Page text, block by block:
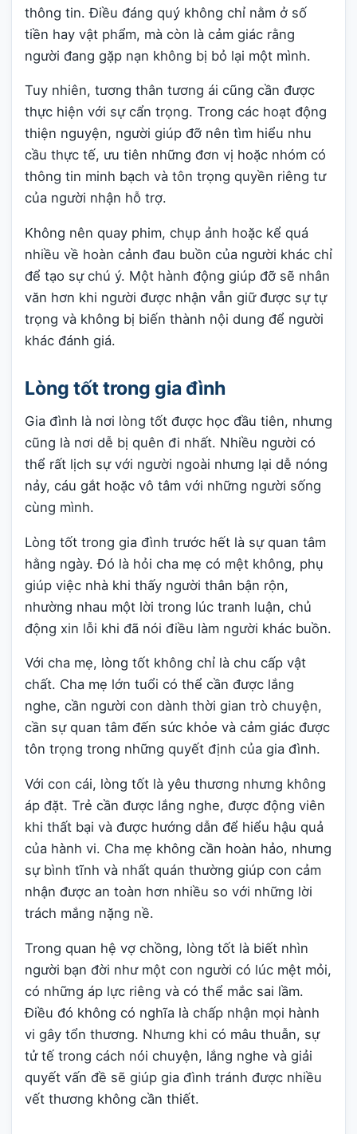
thông tin. Điều đáng quý không chỉ nằm ở số
tiền hay vật phẩm, mà còn là cảm giác rằng
người đang gặp nạn không bị bỏ lại một mình.
Tuy nhiên, tương thân tương ái cũng cần được
thực hiện với sự cẩn trọng. Trong các hoạt động
thiện nguyện, người giúp đỡ nên tìm hiểu nhu
cầu thực tế, ưu tiên những đơn vị hoặc nhóm có
thông tin minh bạch và tôn trọng quyền riêng tư
của người nhận hỗ trợ.
Không nên quay phim, chụp ảnh hoặc kể quá
nhiều về hoàn cảnh đau buồn của người khác chỉ
để tạo sự chú ý. Một hành động giúp đỡ sẽ nhân
văn hơn khi người được nhận vẫn giữ được sự tự
trọng và không bị biến thành nội dung để người
khác đánh giá.
Lòng tốt trong gia đình
Gia đình là nơi lòng tốt được học đầu tiên, nhưng
cũng là nơi dễ bị quên đi nhất. Nhiều người có
thể rất lịch sự với người ngoài nhưng lại dễ nóng
nảy, cáu gắt hoặc vô tâm với những người sống
cùng mình.
Lòng tốt trong gia đình trước hết là sự quan tâm
hằng ngày. Đó là hỏi cha mẹ có mệt không, phụ
giúp việc nhà khi thấy người thân bận rộn,
nhường nhau một lời trong lúc tranh luận, chủ
động xin lỗi khi đã nói điều làm người khác buồn.
Với cha mẹ, lòng tốt không chỉ là chu cấp vật
chất. Cha mẹ lớn tuổi có thể cần được lắng
nghe, cần người con dành thời gian trò chuyện,
cần sự quan tâm đến sức khỏe và cảm giác được
tôn trọng trong những quyết định của gia đình.
Với con cái, lòng tốt là yêu thương nhưng không
áp đặt. Trẻ cần được lắng nghe, được động viên
khi thất bại và được hướng dẫn để hiểu hậu quả
của hành vi. Cha mẹ không cần hoàn hảo, nhưng
sự bình tĩnh và nhất quán thường giúp con cảm
nhận được an toàn hơn nhiều so với những lời
trách mắng nặng nề.
Trong quan hệ vợ chồng, lòng tốt là biết nhìn
người bạn đời như một con người có lúc mệt mỏi,
có những áp lực riêng và có thể mắc sai lầm.
Điều đó không có nghĩa là chấp nhận mọi hành
vi gây tổn thương. Nhưng khi có mâu thuẫn, sự
tử tế trong cách nói chuyện, lắng nghe và giải
quyết vấn đề sẽ giúp gia đình tránh được nhiều
vết thương không cần thiết.